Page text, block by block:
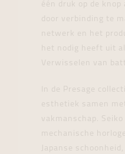
één druk op de
door verbinding te
netwerk en het
het nodig heeft uit
Verwisselen van
In de Presage
esthetiek samen
vakmanschap.
mechanische
Japanse